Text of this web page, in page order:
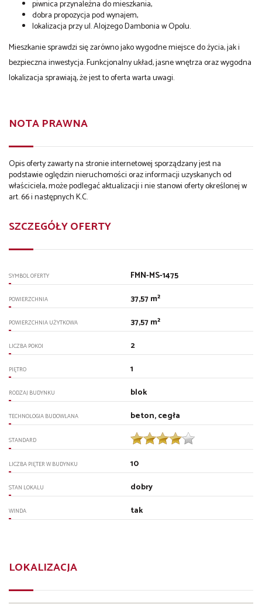
piwnica przynależna do mieszkania,
dobra propozycja pod wynajem,
lokalizacja przy ul. Alojzego Dambonia w Opolu.
Mieszkanie sprawdzi się zarówno jako wygodne miejsce do życia, jak i
bezpieczna inwestycja. Funkcjonalny układ, jasne wnętrza oraz wygodna
lokalizacja sprawiają, że jest to oferta warta uwagi.
NOTA PRAWNA
Opis oferty zawarty na stronie internetowej sporządzany jest na
podstawie oględzin nieruchomości oraz informacji uzyskanych od
właściciela, może podlegać aktualizacji i nie stanowi oferty określonej w
art. 66 i następnych K.C.
SZCZEGÓŁY OFERTY
SYMBOL OFERTY FMN-MS-1475
POWIERZCHNIA 37,57 m²
POWIERZCHNIA UŻYTKOWA 37,57 m²
LICZBA POKOI 2
PIĘTRO 1
RODZAJ BUDYNKU blok
TECHNOLOGIA BUDOWLANA beton, cegła
STANDARD
LICZBA PIĘTER W BUDYNKU 10
STAN LOKALU dobry
WINDA tak
LOKALIZACJA